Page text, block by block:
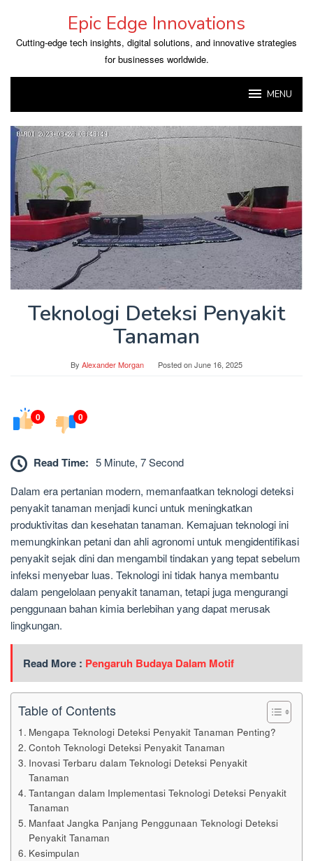
content
Epic Edge Innovations
Cutting-edge tech insights, digital solutions, and innovative strategies
for businesses worldwide.
MENU
Teknologi Deteksi Penyakit
Tanaman
By Alexander Morgan Posted onJune 16, 2025
0 0
Read Time: 5 Minute, 7 Second
Dalam era pertanian modern, memanfaatkan teknologi deteksi
penyakit tanaman menjadi kunci untuk meningkatkan
produktivitas dan kesehatan tanaman. Kemajuan teknologi ini
memungkinkan petani dan ahli agronomi untuk mengidentifikasi
penyakit sejak dini dan mengambil tindakan yang tepat sebelum
infeksi menyebar luas. Teknologi ini tidak hanya membantu
dalam pengelolaan penyakit tanaman, tetapi juga mengurangi
penggunaan bahan kimia berlebihan yang dapat merusak
lingkungan.
Read More : Pengaruh Budaya Dalam Motif
Table of Contents
Mengapa Teknologi Deteksi Penyakit Tanaman Penting?
Contoh Teknologi Deteksi Penyakit Tanaman
Inovasi Terbaru dalam Teknologi Deteksi Penyakit
Tanaman
Tantangan dalam Implementasi Teknologi Deteksi Penyakit
Tanaman
Manfaat Jangka Panjang Penggunaan Teknologi Deteksi
Penyakit Tanaman
Kesimpulan